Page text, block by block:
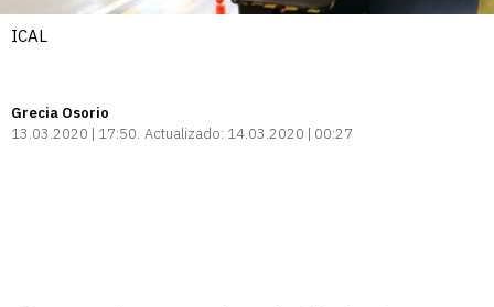
ICAL
Grecia Osorio
13.03.2020 | 17:50 Actualizado: 14.03.2020 | 00:27